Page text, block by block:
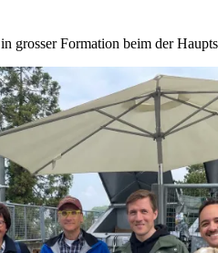
in grosser Formation beim der